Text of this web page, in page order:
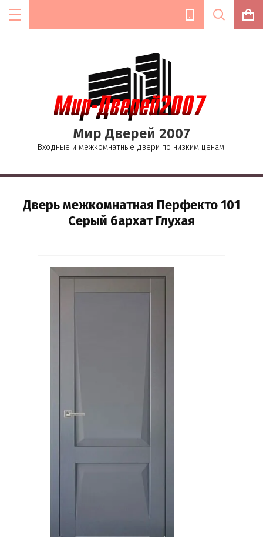
Мир Дверей 2007
Входные и межкомнатные двери по низким ценам.
Дверь межкомнатная Перфекто 101
Серый бархат Глухая
Цена (руб.):
Название:
Текст:
Выберите...
Выберите...